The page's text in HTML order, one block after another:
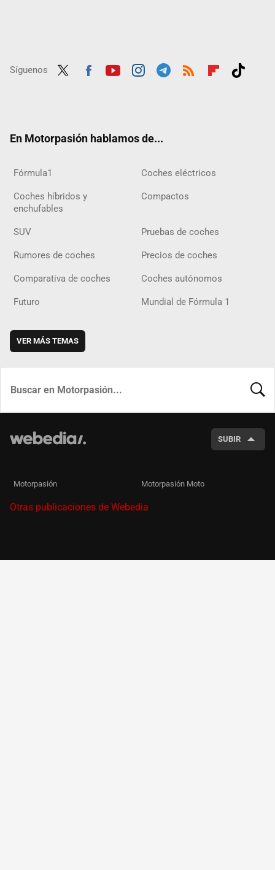
Síguenos
En Motorpasión hablamos de...
Fórmula1 Coches eléctricos
Coches híbridos y
enchufables
Compactos
SUV Pruebas de coches
Rumores de coches Precios de coches
Comparativa de coches Coches autónomos
Futuro Mundial de Fórmula 1
VER MÁS TEMAS
SUBIR
Motorpasión Motorpasión Moto
Otras publicaciones de Webedia